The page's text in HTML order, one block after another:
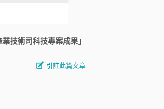
技術司科技專案成果」
引註此篇文章